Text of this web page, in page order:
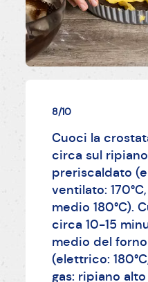
8/10
Cuoci la
circa sul
preriscaldato
ventilato:
medio 180°C).
circa 10-15
medio del
(elettrico:
gas: ripiano alto